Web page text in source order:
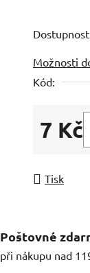
Dostupnost
Možnosti
Kód:
7 Kč
Měrná
Tisk
Poštovné
při nákupu nad